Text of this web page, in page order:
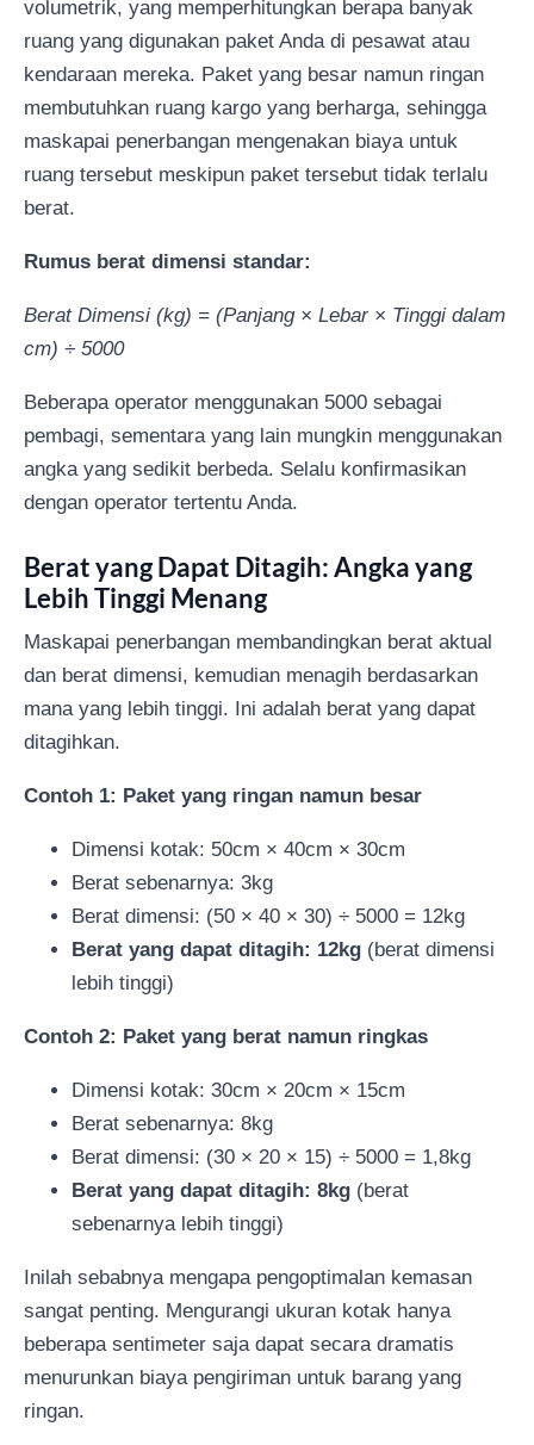
volumetrik, yang memperhitungkan berapa banyak
ruang yang digunakan paket Anda di pesawat atau
kendaraan mereka. Paket yang besar namun ringan
membutuhkan ruang kargo yang berharga, sehingga
maskapai penerbangan mengenakan biaya untuk
ruang tersebut meskipun paket tersebut tidak terlalu
berat.
Rumus berat dimensi standar:
Berat Dimensi (kg) = (Panjang × Lebar × Tinggi dalam
cm) ÷ 5000
Beberapa operator menggunakan 5000 sebagai
pembagi, sementara yang lain mungkin menggunakan
angka yang sedikit berbeda. Selalu konfirmasikan
dengan operator tertentu Anda.
Berat yang Dapat Ditagih: Angka yang
Lebih Tinggi Menang
Maskapai penerbangan membandingkan berat aktual
dan berat dimensi, kemudian menagih berdasarkan
mana yang lebih tinggi. Ini adalah berat yang dapat
ditagihkan.
Contoh 1: Paket yang ringan namun besar
Dimensi kotak: 50cm × 40cm × 30cm
Berat sebenarnya: 3kg
Berat dimensi: (50 × 40 × 30) ÷ 5000 = 12kg
Berat yang dapat ditagih: 12kg (berat dimensi
lebih tinggi)
Contoh 2: Paket yang berat namun ringkas
Dimensi kotak: 30cm × 20cm × 15cm
Berat sebenarnya: 8kg
Berat dimensi: (30 × 20 × 15) ÷ 5000 = 1,8kg
Berat yang dapat ditagih: 8kg (berat
sebenarnya lebih tinggi)
Inilah sebabnya mengapa pengoptimalan kemasan
sangat penting. Mengurangi ukuran kotak hanya
beberapa sentimeter saja dapat secara dramatis
menurunkan biaya pengiriman untuk barang yang
ringan.